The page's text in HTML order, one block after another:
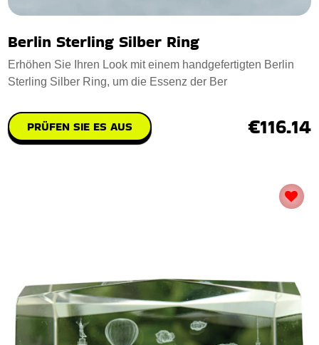
Berlin Sterling Silber Ring
Erhöhen Sie Ihren Look mit einem handgefertigten Berlin
Sterling Silber Ring, um die Essenz der Ber
PRÜFEN SIE ES AUS €116.14